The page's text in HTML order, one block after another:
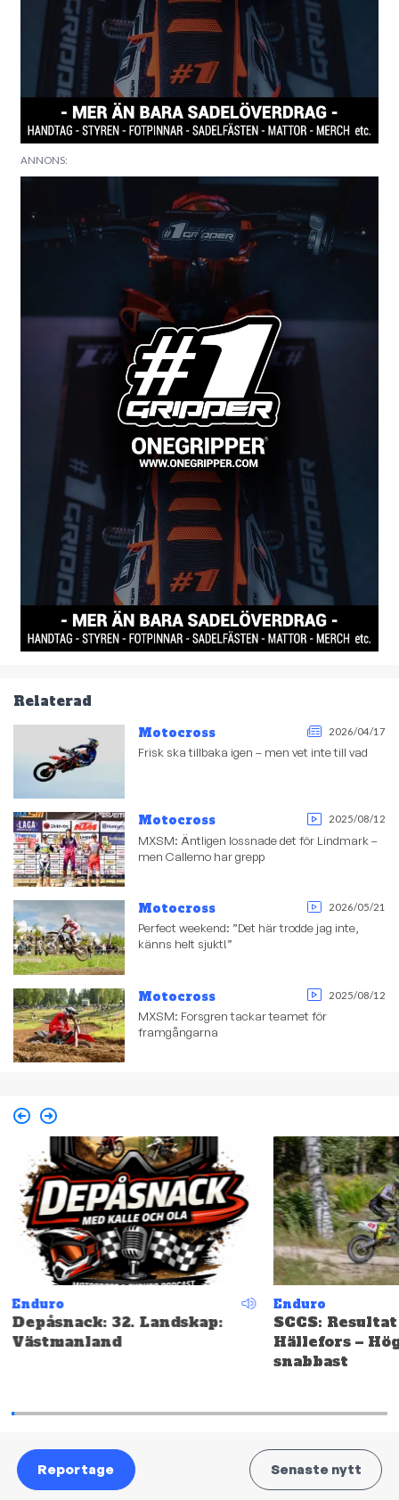
ANNONS:
Relaterad
Motocross 2026/04/17
Frisk ska tillbaka igen – men vet inte till vad
Motocross 2025/08/12
MXSM: Äntligen lossnade det för Lindmark –
men Callemo har grepp
Motocross 2026/05/21
Perfect weekend: ”Det här trodde jag inte,
känns helt sjukt!”
Motocross 2025/08/12
MXSM: Forsgren tackar teamet för
framgångarna
Enduro
Depåsnack: 32. Landskap:
Västmanland
Enduro
SCCS:
Hällefors –
snabbast
Reportage Senaste nytt